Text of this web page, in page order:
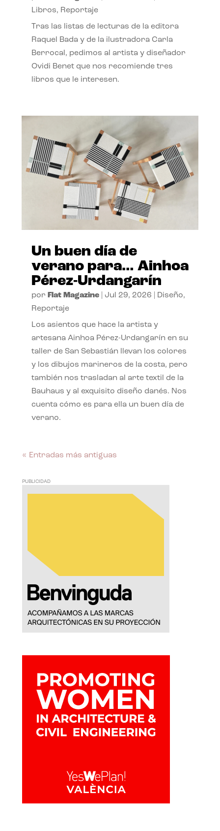
Libros, Reportaje
Tras las listas de lecturas de la editora
Raquel Bada y de la ilustradora Carla
Berrocal, pedimos al artista y diseñador
Ovidi Benet que nos recomiende tres
libros que le interesen.
Un buen día de
verano para… Ainhoa
Pérez-Urdangarín
por Flat Magazine| Jul 29, 2026 Diseño,
Reportaje
Los asientos que hace la artista y
artesana Ainhoa Pérez-Urdangarín en su
taller de San Sebastián llevan los colores
y los dibujos marineros de la costa, pero
también nos trasladan al arte textil de la
Bauhaus y al exquisito diseño danés. Nos
cuenta cómo es para ella un buen día de
verano.
« Entradas más antiguas
PUBLICIDAD